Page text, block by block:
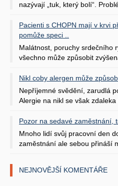
nazývají „tuk, který bolí“.
Pacienti s CHOPN mají v krvi
pomůže speci ..
Malátnost, poruchy srdečního
všechno může způsobit
Nikl coby alergen může
Nepříjemné svědění, zarudlá
Alergie na nikl se však
Pozor na sedavé zaměstnání,
Mnoho lidí svůj pracovní den
zaměstnání ale sebou přináší
NEJNOVĚJŠÍ KOMENTÁŘE